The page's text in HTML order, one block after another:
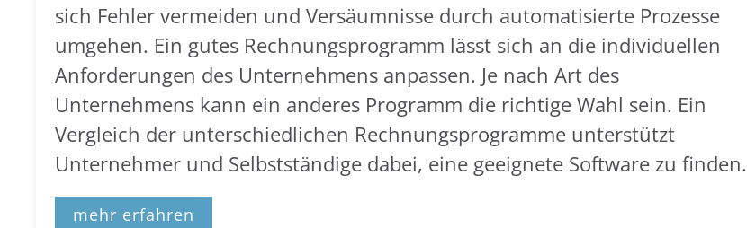
sich Fehler vermeiden und Versäumnisse durch automatisierte Prozesse
umgehen. Ein gutes Rechnungsprogramm lässt sich an die individuellen
Anforderungen des Unternehmens anpassen. Je nach Art des
Unternehmens kann ein anderes Programm die richtige Wahl sein. Ein
Vergleich der unterschiedlichen Rechnungsprogramme unterstützt
Unternehmer und Selbstständige dabei, eine geeignete Software zu finden.
mehr erfahren